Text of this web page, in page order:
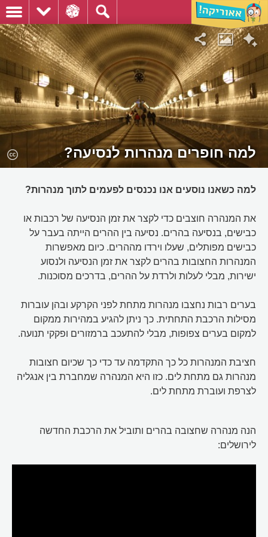
למה חופרים מנהרות לנסיעה?
למה כשאנו נוסעים אנו נכנסים לפעמים לתוך מנהרות?
את המנהרה חוצבים כדי לקצר את זמן הנסיעה של רכבות או
כבישים, בנסיעה בהרים. נסיעה בין ההרים הייתה בעבר על
כבישים מפותלים, שעלו וירדו מההרים. כיום מאפשרות
המנהרות החצובות בהרים לקצר את זמן הנסיעה ולנסוע
ישירות, מבלי לעלות ולרדת על ההרים, בדרכים מסוכנות.
בערים רבות נחצבו מנהרות מתחת לפני הקרקע ובהן עוברות
מסילות הרכבת התחתית. כך ניתן להגיע במהירות ממקום
למקום בערים צפופות, מבלי להתעכב ברמזורים ופקקי תנועה.
חציבת המנהרות כל כך התקדמה עד כדי כך שכיום חצובות
מנהרות גם מתחת לים. כזו היא המנהרה שמחברת בין אנגליה
לצרפת ועוברת מתחת לים.
הנה מנהרה שחצובה בהרים ותוביל את הרכבת החדשה
לירושלים: